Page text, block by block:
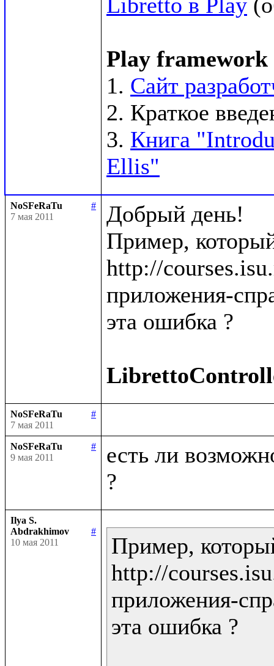
Play framework
1. Сайт
2. Краткое
3. Книга
Ellis"
NoSFeRaTu
#
7 мая 2011
Добрый день!
Пример,
http://
приложения-
эта ошибка ?
NoSFeRaTu
#
7 мая 2011
NoSFeRaTu
#
9 мая 2011
есть ли
Ilya S.
Abdrakhimov
#
10 мая 2011
Пример,
http://
приложения-
эта ошибка ?